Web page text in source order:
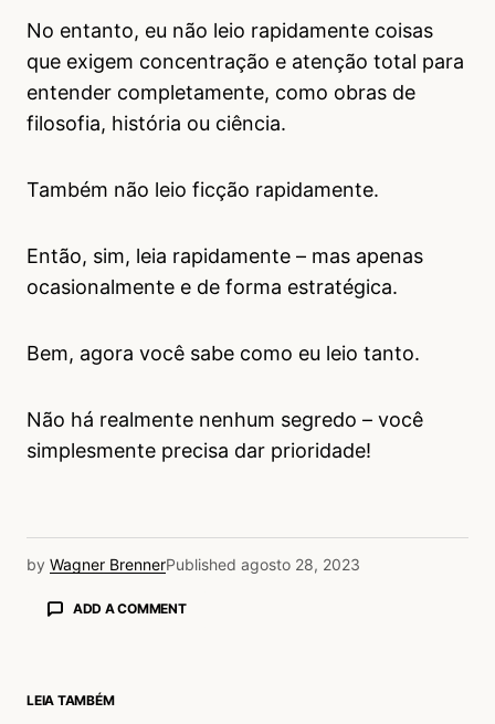
No entanto, eu não leio rapidamente coisas
que exigem concentração e atenção total para
entender completamente, como obras de
filosofia, história ou ciência.
Também não leio ficção rapidamente.
Então, sim, leia rapidamente – mas apenas
ocasionalmente e de forma estratégica.
Bem, agora você sabe como eu leio tanto.
Não há realmente nenhum segredo – você
simplesmente precisa dar prioridade!
by Wagner BrennerPublished agosto 28, 2023
ADD A COMMENT
LEIA TAMBÉM